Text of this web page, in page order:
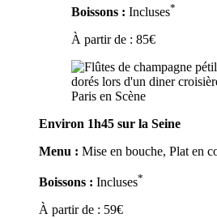
Boissons : Incluses*
À partir de : 85€
Environ 1h45 sur la Seine
Menu : Mise en bouche, Plat en
Boissons : Incluses*
À partir de : 59€